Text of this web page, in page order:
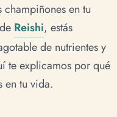
champiñones en tu
Reishi, estás
de nutrientes y
te explicamos por qué
en tu vida.